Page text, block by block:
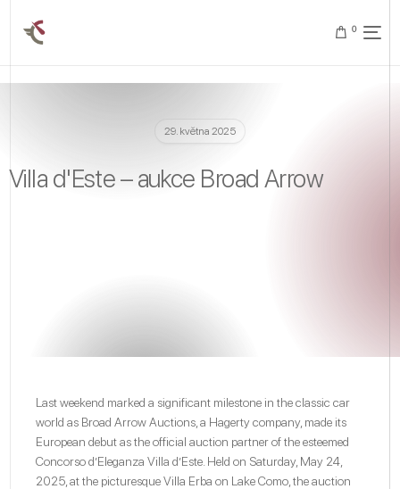
0
29. května 2025
Villa d'Este – aukce Broad Arrow
Last weekend marked a significant milestone in the classic car
world as Broad Arrow Auctions, a Hagerty company, made its
European debut as the official auction partner of the esteemed
Concorso d’Eleganza Villa d’Este. Held on Saturday, May 24,
2025, at the picturesque Villa Erba on Lake Como, the auction